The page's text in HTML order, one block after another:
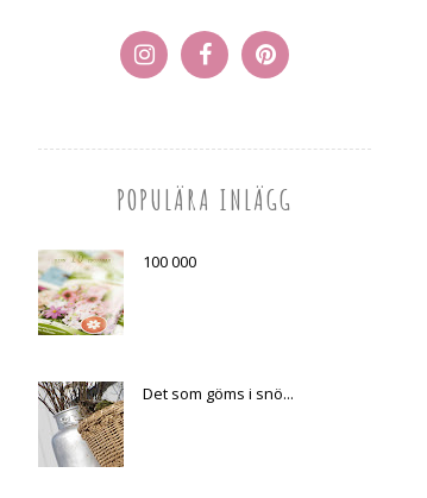
POPULÄRA INLÄGG
100 000
Det som göms i snö...